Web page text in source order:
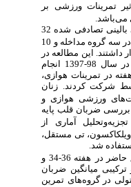
تمرینات ورزشی
بر
در این کارآزمایی بالینی تصادفی شده 32
در سه گروه مداخله و 10
این مطالعه در
بیمارستان شهید اکبر­آبادی تهران در سال 98-1397 انجام
در تمرینات هوازی،
شرکت کردند. زنان
ورزشی هوازی و
ضربان قلب پایه
آماری از
تی مستقل،
شد.
در
هفته 36-34 و
میانگین ضربان
در گروه‌های تمرین